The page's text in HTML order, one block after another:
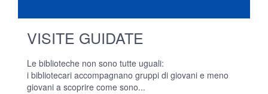
VISITE GUIDATE
Le biblioteche non sono tutte uguali:
i bibliotecari accompagnano gruppi di giovani e meno
giovani a scoprire come sono...